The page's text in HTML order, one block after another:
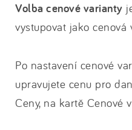
Volba cenové varianty
vystupovat jako cenová
Po nastavení cenové
upravujete cenu pro
Ceny, na kartě Cenové